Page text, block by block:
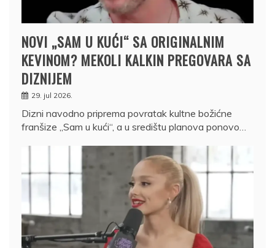
NOVI „SAM U KUĆI“ SA ORIGINALNIM
KEVINOM? MEKOLI KALKIN PREGOVARA SA
DIZNIJEM
29. jul 2026.
Dizni navodno priprema povratak kultne božićne
franšize „Sam u kući“, a u središtu planova ponovo…